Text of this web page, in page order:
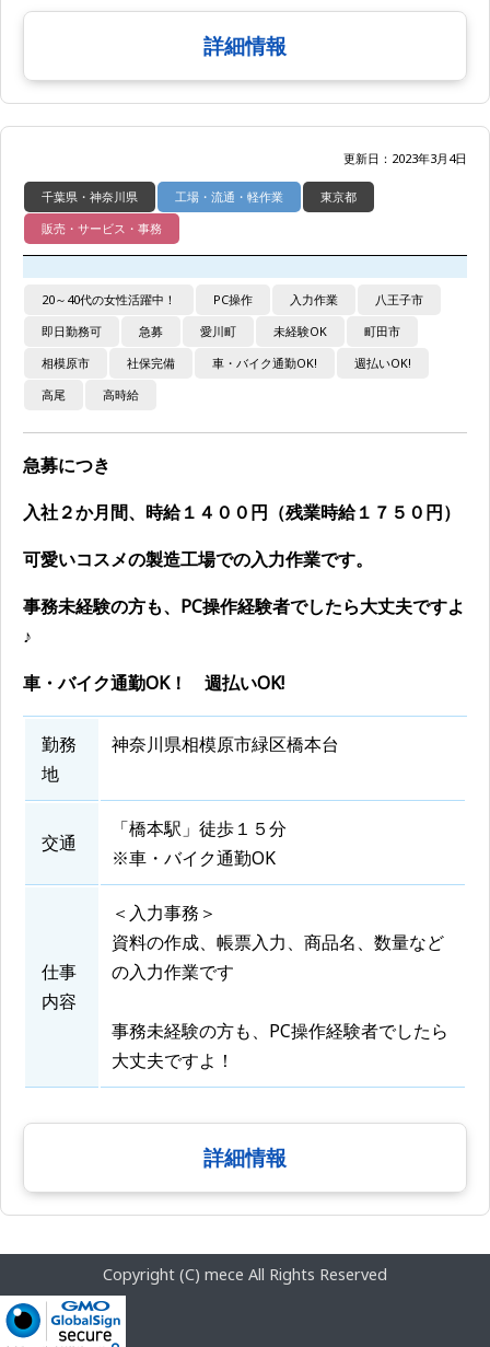
詳細情報
更新日：2023年3月4日
千葉県・神奈川県 工場・流通・軽作業
東京都
販売・サービス・事務
20～40代の女性活躍中！ PC操作 入力作業
八王子市
即日勤務可
急募 愛川町 未経験OK
町田市
相模原市
社保完備 車・バイク通勤OK!
週払いOK!
高尾
高時給
急募につき
入社２か月間、時給１４００円（残業時給１７５０円）
可愛いコスメの製造工場での入力作業です。
事務未経験の方も、PC操作経験者でしたら大丈夫ですよ
♪
車・バイク通勤OK！ 週払いOK!
勤務
地
神奈川県相模原市緑区橋本台
交通
「橋本駅」徒歩１５分
※車・バイク通勤OK
仕事
内容
＜入力事務＞
資料の作成、帳票入力、商品名、数量など
の入力作業です
事務未経験の方も、PC操作経験者でしたら
大丈夫ですよ！
詳細情報
Copyright (C) mece All Rights Reserved